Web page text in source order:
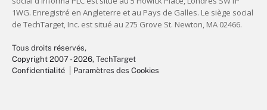
Tous droits réservés,
Copyright 2007 - 2026, TechTarget
Confidentialité
Paramètres des Cookies